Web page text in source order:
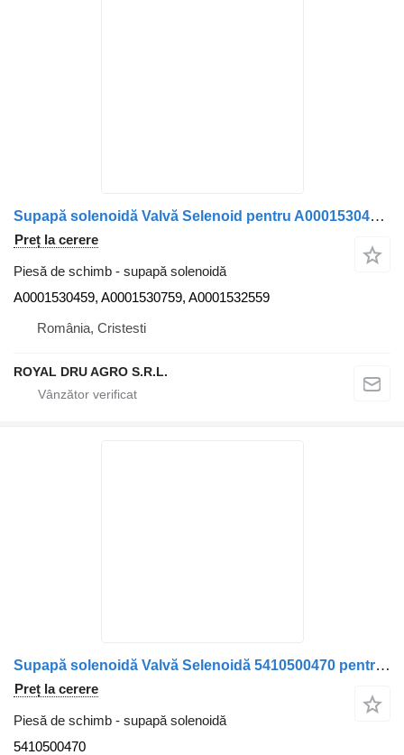
Supapă solenoidă Valvă Selenoid pentru A0001530459 pentru camion Mercedes-Benz
Preț la cerere
Piesă de schimb - supapă solenoidă
A0001530459, A0001530759, A0001532559
România, Cristesti
ROYAL DRU AGRO S.R.L.
Supapă solenoidă Valvă Selenoidă 5410500470 pentru camion Mercedes-Benz
Preț la cerere
Piesă de schimb - supapă solenoidă
5410500470